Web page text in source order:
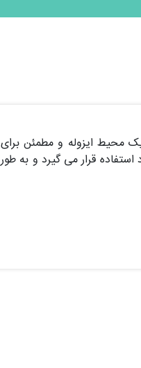
یک محیط ایزوله و مطمئن برای
قرار می گیرد و به طور